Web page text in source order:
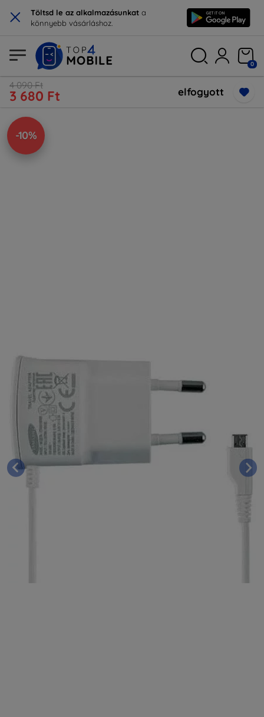
× Töltsd le az alkalmazásunkat a
könnyebb vásárláshoz.
0
4 090 Ft
3 680 Ft elfogyott
-10%